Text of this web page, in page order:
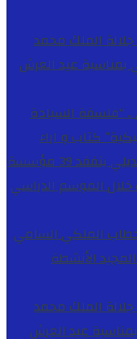
جلالة الملك محمد
عيد العرش
“فلسفة السيادة
كتاب و اراء
الدكتور نوفل كديلي يتفقد 39 مؤسسة
خلال الموسم الدراسي
الملكي السامي
الأنشطة
جلالة الملك محمد
عيد العرش